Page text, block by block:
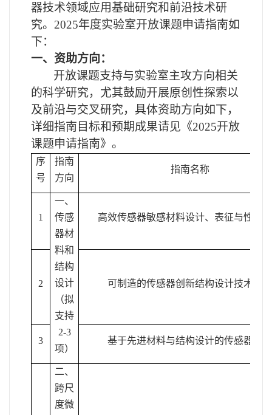
器技术领域应用基础研究和前沿技术研
究。2025年度实验室开放课题申请指南如
下：
一、资助方向：
开放课题支持与实验室主攻方向相关
的科学研究，尤其鼓励开展原创性探索以
及前沿与交叉研究，具体资助方向如下，
详细指南目标和预期成果请见《2025开放
课题申请指南》。
序
号
指南
方向
指南名称
1
一、
传感
器材
料和
结构
设计
（拟
支持
2-3
项）
高效传感器敏感材料设计、表征与性能
2 可制造的传感器创新结构设计技术研究
3 基于先进材料与结构设计的传感器研制
二、
跨尺
度微